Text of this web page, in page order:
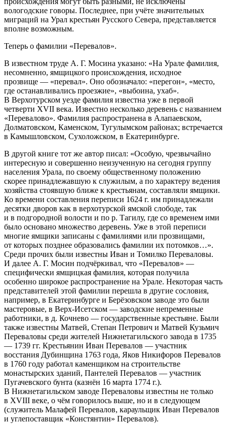
вологодские говоры. Последнее, при учёте значительных
миграций на Урал крестьян Русского Севера, представляется
вполне возможным.
Теперь о фамилии «Перевалов».
В известном труде А. Г. Мосина указано: «На Урале фамилия,
несомненно, ямщицкого происхождения, исходное
прозвище — «перевал». Оно обозначало: «перегон», «место,
где останавливались проезжие», «выбоина, ухаб».
В Верхотурском уезде фамилия известна уже в первой
четверти XVII века. Известно несколько деревень с названием
«Перевалово». Фамилия распространена в Алапаевском,
Долматовском, Каменском, Тугулымском районах; встречается
в Камышловском, Сухоложском, в Екатеринбурге.
В другой книге тот же автор писал: «Особую, чрезвычайно
интересную и совершенно неизученную на сегодня группу
населения Урала, по своему общественному положению
скорее принадлежавшую к служилым, а по характеру ведения
хозяйства стоявшую ближе к крестьянам, составляли ямщики.
Ко времени составления переписи 1624 г. им принадлежали
десятки дворов как в верхотурской ямской слободе, так
и в подгородной волости и по р. Тагилу, где со временем ими
было основано множество деревень. Уже в этой переписи
многие ямщики записаны с фамилиями или прозвищами,
от которых позднее образовались фамилии их потомков…».
Среди прочих были известны Иван и Томилко Переваловы.
И далее А. Г. Мосин подчёркивал, что «Перевалов» —
специфически ямщицкая фамилия, которая получила
особенно широкое распространение на Урале. Некоторая часть
представителей этой фамилии перешла в другие сословия,
например, в Екатеринбурге и Берёзовском заводе это были
мастеровые, в Верх-Исетском — заводские непременные
работники, в д. Кочнево — государственные крестьяне. Были
также известны Матвей, Степан Петрович и Матвей Кузьмич
Переваловы среди жителей Нижнетагильского завода в 1735
— 1739 гг. Крестьянин Иван Перевалов — участник
восстания Дубинщина 1763 года, Яков Никифоров Перевалов
в 1760 году работал каменщиком на строительстве
монастырских зданий, Пантелей Перевалов — участник
Пугачевского бунта (казнён 16 марта 1774 г.).
В Нижнетагильском заводе Переваловы известны не только
в XVIII веке, о чём говорилось выше, но и в следующем
(служитель Малафей Перевалов, караульщик Иван Перевалов
и углепоставщик «Констянтин» Перевалов).